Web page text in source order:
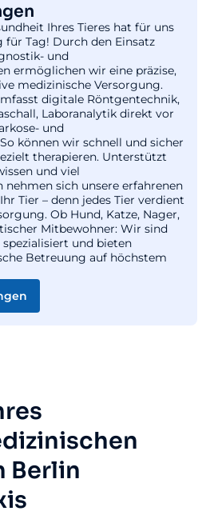
Ihres Tieres hat für uns
für Tag! Durch den Einsatz
und
ermöglichen wir eine präzise,
medizinische Versorgung.
digitale Röntgentechnik,
Laboranalytik direkt vor
und
können wir schnell und sicher
therapieren. Unterstützt
und viel
sich unsere erfahrenen
Tier – denn jedes Tier verdient
Ob Hund, Katze, Nager,
Mitbewohner: Wir sind
und bieten
Betreuung auf höchstem
Berlin